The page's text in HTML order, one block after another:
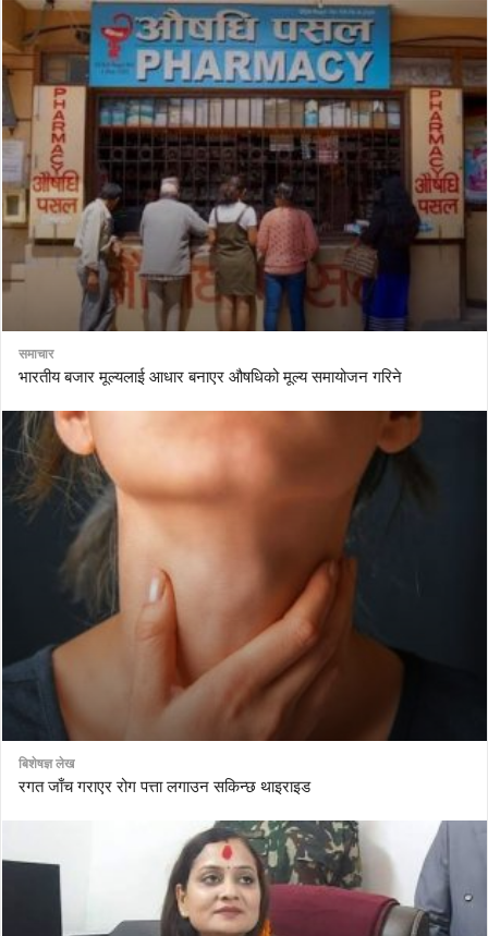
समाचार
भारतीय बजार मूल्यलाई आधार बनाएर औषधिको मूल्य समायोजन गरिने
बिशेषज्ञ लेख
रगत जाँच गराएर रोग पत्ता लगाउन सकिन्छ थाइराइड